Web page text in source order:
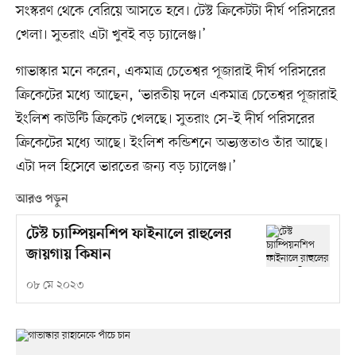
সংস্করণ থেকে বেরিয়ে আসতে হবে। টেস্ট ক্রিকেটটা দীর্ঘ পরিসরের
খেলা। সুতরাং এটা খুবই বড় চ্যালেঞ্জ।’
গাভাস্কার মনে করেন, একমাত্র চেতেশ্বর পূজারাই দীর্ঘ পরিসরের
ক্রিকেটের মধ্যে আছেন, ‘ভারতীয় দলে একমাত্র চেতেশ্বর পূজারাই
ইংলিশ কাউন্টি ক্রিকেট খেলছে। সুতরাং সে–ই দীর্ঘ পরিসরের
ক্রিকেটের মধ্যে আছে। ইংলিশ কন্ডিশনে অভ্যস্ততাও তাঁর আছে।
এটা দল হিসেবে ভারতের জন্য বড় চ্যালেঞ্জ।’
আরও পড়ুন
টেস্ট চ্যাম্পিয়নশিপ ফাইনালে রাহুলের
জায়গায় কিষান
০৮ মে ২০২৩